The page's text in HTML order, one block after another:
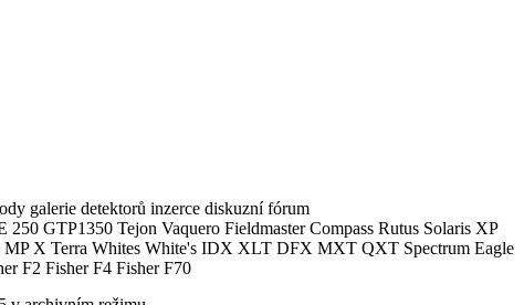
galerie detektorů inzerce diskuzní fórum
GTP1350 Tejon Vaquero Fieldmaster Compass Rutus Solaris XP
X Terra Whites White's IDX XLT DFX MXT QXT Spectrum Eagle
F2 Fisher F4 Fisher F70